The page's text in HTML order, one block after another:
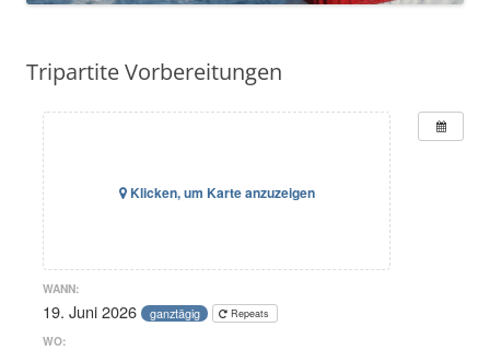
Tripartite Vorbereitungen
Klicken, um Karte anzuzeigen
WANN:
19. Juni 2026 ganztägig Repeats
WO: